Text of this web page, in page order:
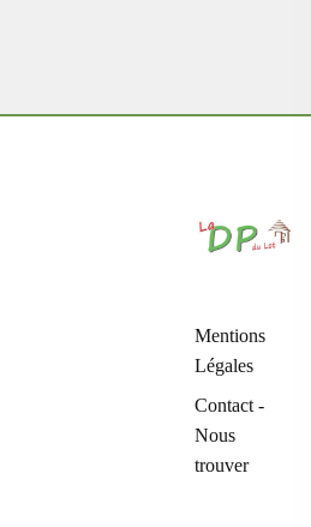
Mentions
Légales
Contact -
Nous
trouver